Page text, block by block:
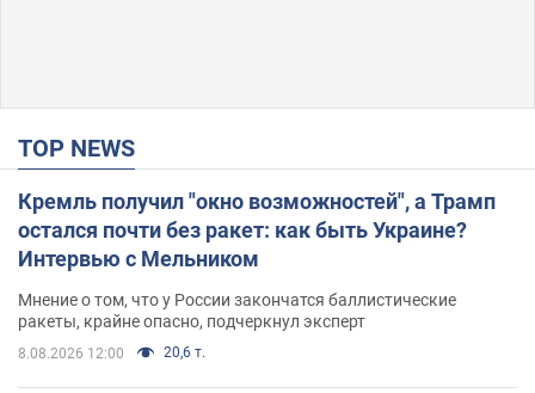
TOP NEWS
Кремль получил "окно возможностей", а Трамп
остался почти без ракет: как быть Украине?
Интервью с Мельником
Мнение о том, что у России закончатся баллистические
ракеты, крайне опасно, подчеркнул эксперт
8.08.2026 12:00 20,6 т.